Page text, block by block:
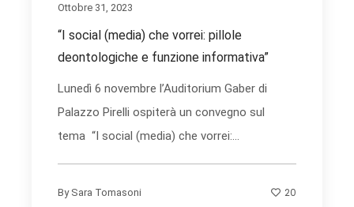
Ottobre 31, 2023
“I social (media) che vorrei: pillole
deontologiche e funzione informativa”
Lunedì 6 novembre l’Auditorium Gaber di
Palazzo Pirelli ospiterà un convegno sul
tema “I social (media) che vorrei:...
By Sara Tomasoni 20